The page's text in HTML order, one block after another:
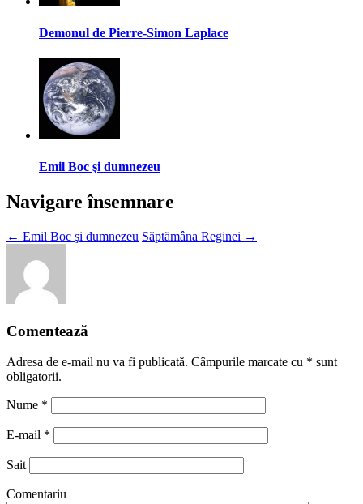
Demonul de Pierre-Simon Laplace
Emil Boc şi dumnezeu
Navigare însemnare
← Emil Boc şi dumnezeu Săptămâna Reginei →
Comentează
Adresa de e-mail nu va fi publicată. Câmpurile marcate cu * sunt
obligatorii.
Nume *
E-mail *
Sait
Comentariu